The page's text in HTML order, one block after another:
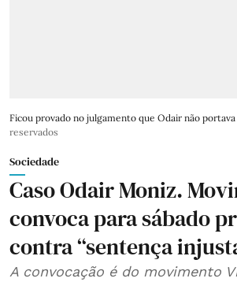
Ficou provado no julgamento que Odair não portava
reservados
Sociedade
Caso Odair Moniz.
convoca para sábado
contra “sentença
A convocação é do movimento